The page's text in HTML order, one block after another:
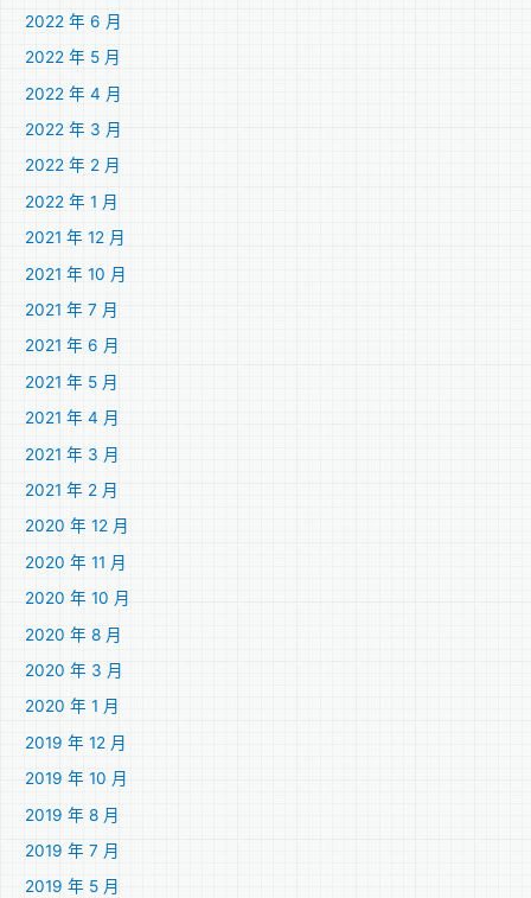
2022 年 6 月
2022 年 5 月
2022 年 4 月
2022 年 3 月
2022 年 2 月
2022 年 1 月
2021 年 12 月
2021 年 10 月
2021 年 7 月
2021 年 6 月
2021 年 5 月
2021 年 4 月
2021 年 3 月
2021 年 2 月
2020 年 12 月
2020 年 11 月
2020 年 10 月
2020 年 8 月
2020 年 3 月
2020 年 1 月
2019 年 12 月
2019 年 10 月
2019 年 8 月
2019 年 7 月
2019 年 5 月